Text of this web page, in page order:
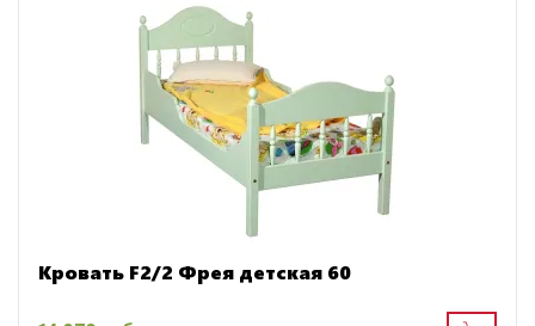
Кровать F2/2 Фрея детская 60